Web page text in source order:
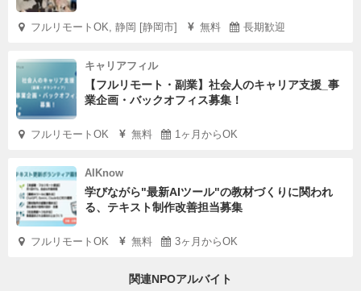
フルリモートOK, 静岡 [静岡市] 無料 長期歓迎
キャリアフィル
【フルリモート・副業】社会人のキャリア支援_事
業企画・バックオフィス募集！
フルリモートOK 無料 1ヶ月からOK
AIKnow
学びながら"最新AIツール"の教材づくりに関われ
る、テキスト制作改善担当募集
フルリモートOK 無料 3ヶ月からOK
関連NPOアルバイト